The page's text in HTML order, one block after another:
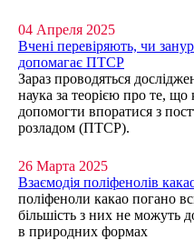
04 Апреля 2025
Вчені перевіряють, чи
допомагає ПТСР
Зараз проводяться
наука за теорією про те,
допомогти впоратися з
розладом (ПТСР).
26 Марта 2025
Взаємодія поліфенолів
поліфеноли какао погано
більшість з них не можуть
в природних формах